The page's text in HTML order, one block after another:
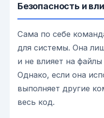
Безопасность и
Сама по себе
для системы. Она
и не влияет на
Однако, если она
выполняет другие
весь код.